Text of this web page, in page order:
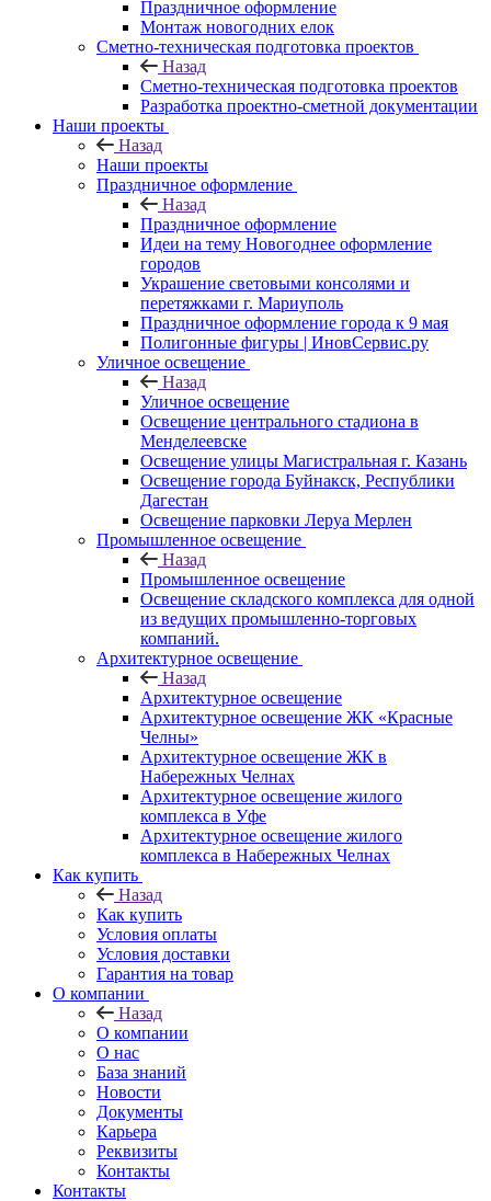
Праздничное оформление
Монтаж новогодних елок
Сметно-техническая подготовка проектов
Назад
Сметно-техническая подготовка проектов
Разработка проектно-сметной документации
Наши проекты
Назад
Наши проекты
Праздничное оформление
Назад
Праздничное оформление
Идеи на тему Новогоднее оформление
городов
Украшение световыми консолями и
перетяжками г. Мариуполь
Праздничное оформление города к 9 мая
Полигонные фигуры | ИновСервис.ру
Уличное освещение
Назад
Уличное освещение
Освещение центрального стадиона в
Менделеевске
Освещение улицы Магистральная г. Казань
Освещение города Буйнакск, Республики
Дагестан
Освещение парковки Леруа Мерлен
Промышленное освещение
Назад
Промышленное освещение
Освещение складского комплекса для одной
из ведущих промышленно-торговых
компаний.
Архитектурное освещение
Назад
Архитектурное освещение
Архитектурное освещение ЖК «Красные
Челны»
Архитектурное освещение ЖК в
Набережных Челнах
Архитектурное освещение жилого
комплекса в Уфе
Архитектурное освещение жилого
комплекса в Набережных Челнах
Как купить
Назад
Как купить
Условия оплаты
Условия доставки
Гарантия на товар
О компании
Назад
О компании
О нас
База знаний
Новости
Документы
Карьера
Реквизиты
Контакты
Контакты